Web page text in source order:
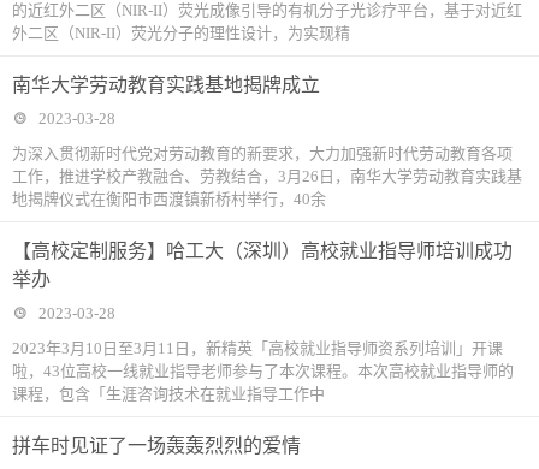
的近红外二区（NIR-II）荧光成像引导的有机分子光诊疗平台，基于对近红
外二区（NIR-II）荧光分子的理性设计，为实现精
南华大学劳动教育实践基地揭牌成立
2023-03-28
为深入贯彻新时代党对劳动教育的新要求，大力加强新时代劳动教育各项
工作，推进学校产教融合、劳教结合，3月26日，南华大学劳动教育实践基
地揭牌仪式在衡阳市西渡镇新桥村举行，40余
【高校定制服务】哈工大（深圳）高校就业指导师培训成功
举办
2023-03-28
2023年3月10日至3月11日，新精英「高校就业指导师资系列培训」开课
啦，43位高校一线就业指导老师参与了本次课程。本次高校就业指导师的
课程，包含「生涯咨询技术在就业指导工作中
拼车时见证了一场轰轰烈烈的爱情